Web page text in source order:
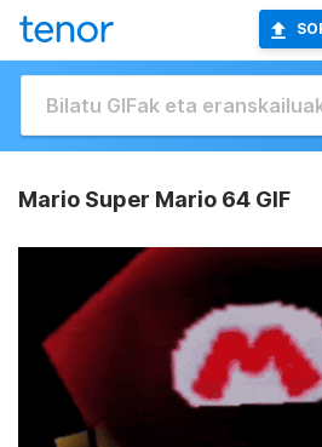
Mario Super Mario 64 GIF